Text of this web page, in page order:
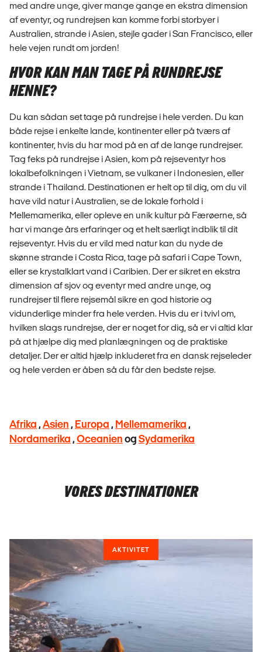
med andre unge, giver mange gange en ekstra dimension
af eventyr, og rundrejsen kan komme forbi storbyer i
Australien, strande i Asien, stejle gader i San Francisco, eller
hele vejen rundt om jorden!
HVOR KAN MAN TAGE PÅ RUNDREJSE
HENNE?
Du kan sådan set tage på rundrejse i hele verden. Du kan
både rejse i enkelte lande, kontinenter eller på tværs af
kontinenter, hvis du har mod på en af de lange rundrejser.
Tag feks på rundrejse i Asien, kom på rejseventyr hos
lokalbefolkningen i Vietnam, se vulkaner i Indonesien, eller
strande i Thailand. Destinationen er helt op til dig, om du vil
have vild natur i Australien, se de lokale forhold i
Mellemamerika, eller opleve en unik kultur på Færøerne, så
har vi mange års erfaringer og et helt særligt indblik til dit
rejseventyr. Hvis du er vild med natur kan du nyde de
skønne strande i Costa Rica, tage på safari i Cape Town,
eller se krystalklart vand i Caribien. Der er sikret en ekstra
dimension af sjov og eventyr med andre unge, og
rundrejser til flere rejsemål sikre en god historie og
vidunderlige minder fra hele verden. Hvis du er i tvivl om,
hvilken slags rundrejse, der er noget for dig, så er vi altid klar
på at hjælpe dig med planlægningen og de praktiske
detaljer. Der er altid hjælp inkluderet fra en dansk rejseleder
og hele verden er åben så du får den bedste rejse.
Afrika ,Asien , Europa , Mellemamerika ,
Nordamerika ,Oceanien og Sydamerika
VORES DESTINATIONER
AKTIVITET